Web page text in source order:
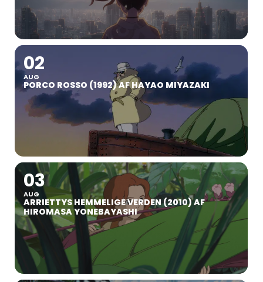
02
AUG
PORCO ROSSO (1992) AF HAYAO MIYAZAKI
03
AUG
ARRIETTYS HEMMELIGE VERDEN (2010) AF
HIROMASA YONEBAYASHI